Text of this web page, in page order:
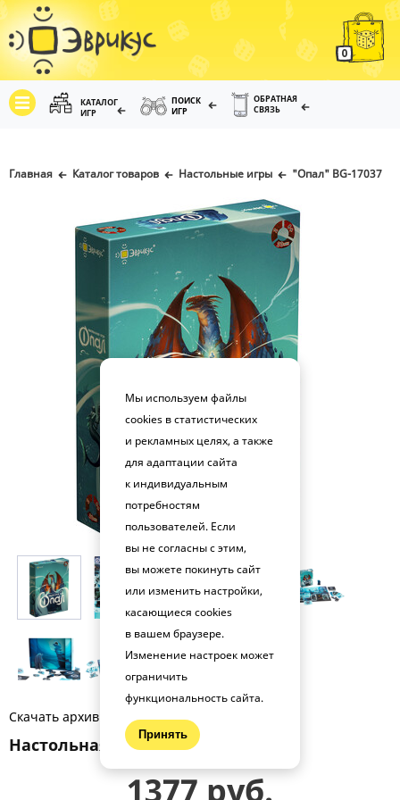
0
КАТАЛОГ
ИГР
ПОИСК
ИГР
ОБРАТНАЯ
СВЯЗЬ
Главная Каталог товаров Настольные игры "Опал" BG-17037
Скачать архив фото (.zip)
Настольная игра Опал BG-17037
1377 руб.
Мы используем файлы
cookies в статистических
и рекламных целях, а также
для адаптации сайта
к индивидуальным
потребностям
пользователей. Если
вы не согласны с этим,
вы можете покинуть сайт
или изменить настройки,
касающиеся cookies
в вашем браузере.
Изменение настроек может
ограничить
функциональность сайта.
Принять